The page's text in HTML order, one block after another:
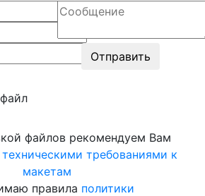
файлов рекомендуем Вам
техническими требованиями к
макетам
правила политики